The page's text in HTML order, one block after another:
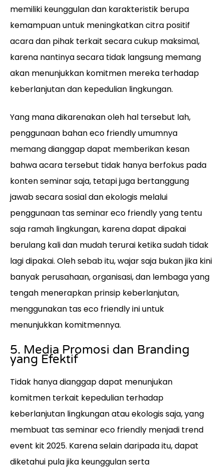
memiliki keunggulan dan karakteristik berupa
kemampuan untuk meningkatkan citra positif
acara dan pihak terkait secara cukup maksimal,
karena nantinya secara tidak langsung memang
akan menunjukkan komitmen mereka terhadap
keberlanjutan dan kepedulian lingkungan.
Yang mana dikarenakan oleh hal tersebut lah,
penggunaan bahan eco friendly umumnya
memang dianggap dapat memberikan kesan
bahwa acara tersebut tidak hanya berfokus pada
konten seminar saja, tetapi juga bertanggung
jawab secara sosial dan ekologis melalui
penggunaan tas seminar eco friendly yang tentu
saja ramah lingkungan, karena dapat dipakai
berulang kali dan mudah terurai ketika sudah tidak
lagi dipakai. Oleh sebab itu, wajar saja bukan jika kini
banyak perusahaan, organisasi, dan lembaga yang
tengah menerapkan prinsip keberlanjutan,
menggunakan tas eco friendly ini untuk
menunjukkan komitmennya.
5. Media Promosi dan Branding
yang Efektif
Tidak hanya dianggap dapat menunjukan
komitmen terkait kepedulian terhadap
keberlanjutan lingkungan atau ekologis saja, yang
membuat tas seminar eco friendly menjadi trend
event kit 2025. Karena selain daripada itu, dapat
diketahui pula jika keunggulan serta